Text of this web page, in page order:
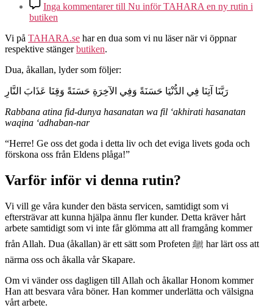
Inga kommentarertill Nu inför TAHARA en ny rutin i
butiken
Vi på TAHARA.se har en dua som vi nu läser när vi öppnar
respektive stängerbutiken.
Dua, åkallan, lyder som följer:
رَبَّنَا آتِنَا فِي الدُّنْيَا حَسَنَةً وَفِي الآخِرَةِ حَسَنَةً وَقِنَا عَذَابَ النَّارِ
Rabbana atina fid-dunya hasanatan wa fil ‘akhirati hasanatan
waqina ‘adhaban-nar
“Herre! Ge oss det goda i detta liv och det eviga livets goda och
förskona oss från Eldens plåga!”
Varför inför vi denna rutin?
Vi vill ge våra kunder den bästa servicen, samtidigt som vi
eftersträvar att kunna hjälpa ännu fler kunder. Detta kräver hårt
arbete samtidigt som vi inte får glömma att all framgång kommer
från Allah. Dua (åkallan) är ett sätt som Profeten ﷺ har lärt oss att
närma oss och åkalla vår Skapare.
Om vi vänder oss dagligen till Allah och åkallar Honom kommer
Han att besvara våra böner. Han kommer underlätta och välsigna
vårt arbete.